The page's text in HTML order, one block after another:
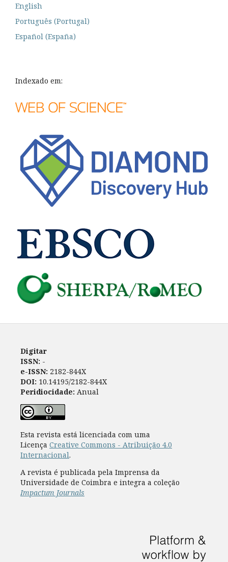
English
Português (Portugal)
Español (España)
Indexado em:
Digitar
ISSN: -
e-ISSN: 2182-844X
DOI: 10.14195/2182-844X
Peridiocidade: Anual
Esta revista está licenciada com uma
Licença Creative Commons - Atribuição 4.0
Internacional.
A revista é publicada pela Imprensa da
Universidade de Coimbra e integra a coleção
Impactum Journals